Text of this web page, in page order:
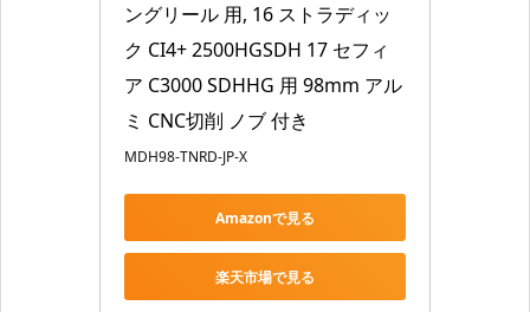
ングリール 用, 16 ストラディッ
ク CI4+ 2500HGSDH 17 セフィ
ア C3000 SDHHG 用 98mm アル
ミ CNC切削 ノブ 付き
MDH98-TNRD-JP-X
Amazonで見る
楽天市場で見る